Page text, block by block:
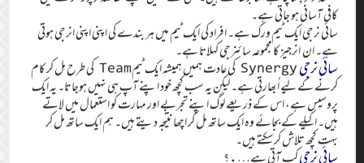
کافی آسانی ہو جاتی ہے۔
سائی نرجی ایک ٹیم ورک ہے۔ افراد کی ایک ٹیم میں ہر بندے کی اپنی اپنی انرجی ہوتی
ہے۔ ان انرجیز کا مجموعہ سائنرجی کہلاتا ہے۔
سائی نرجی Synergy کی عادت ہمیں ہمیشہ ایک ٹیمTeam کی طرح مِل کر کام
کرنے کے لیے اُبھارتی ہے۔ لیکن یہ سب کچھ خود اپنے آپ ہی نہیں ہوجاتا۔ یہ ایک
پروسیس ہے، اس کے ذریعے لوگ اپنے تجربے اور مہارت کو استعمال میں لاتے
ہیں۔ اکیلے کے بجائے وہ ایک ساتھ مل کر اچھا نتیجہ دیتے ہیں۔ ہم ایک ساتھ مل کر
بہت کچھ تلاش کرسکتے ہیں۔
کب آتی ہے….؟